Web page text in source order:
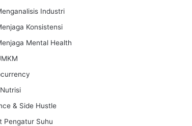
Industri
Konsistensi
Mental Health
& Side Hustle
Pengatur Suhu